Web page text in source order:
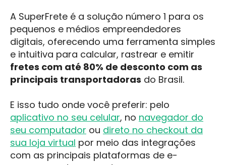
A SuperFrete é a solução número 1 para os
pequenos e médios empreendedores
digitais, oferecendo uma ferramenta simples
e intuitiva para calcular, rastrear e emitir
fretes com até 80% de desconto com as
principais transportadoras do Brasil.
E isso tudo onde você preferir: pelo
aplicativo no seu celular, no navegador do
seu computador ou direto no checkout da
sua loja virtual por meio das integrações
com as principais plataformas de e-